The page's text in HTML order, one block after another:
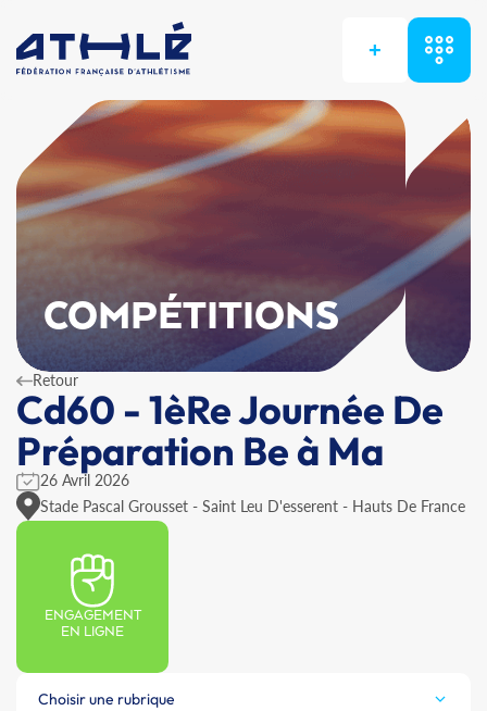
+
COMPÉTITIONS
Retour
Cd60 - 1èRe Journée De
Préparation Be à Ma
26 Avril 2026
Stade Pascal Grousset - Saint Leu D'esserent - Hauts De France
ENGAGEMENT
EN LIGNE
Choisir une rubrique